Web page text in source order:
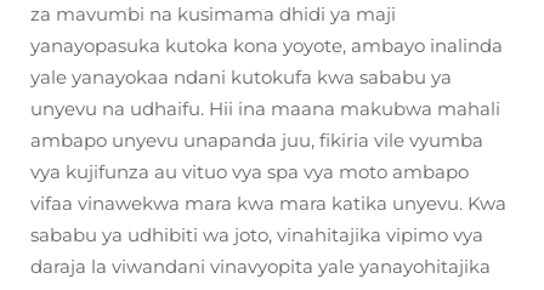
za mavumbi na kusimama dhidi ya maji
yanayopasuka kutoka kona yoyote, ambayo inalinda
yale yanayokaa ndani kutokufa kwa sababu ya
unyevu na udhaifu. Hii ina maana makubwa mahali
ambapo unyevu unapanda juu, fikiria vile vyumba
vya kujifunza au vituo vya spa vya moto ambapo
vifaa vinawekwa mara kwa mara katika unyevu. Kwa
sababu ya udhibiti wa joto, vinahitajika vipimo vya
daraja la viwandani vinavyopita yale yanayohitajika